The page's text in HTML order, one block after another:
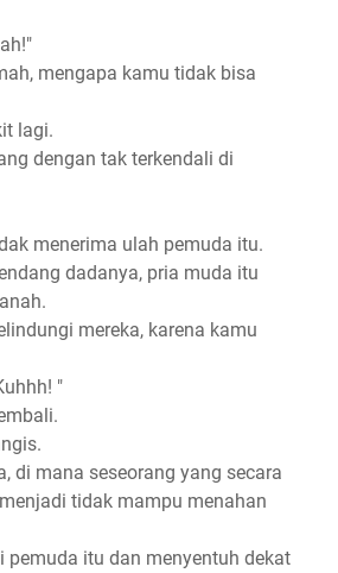
mengapa kamu tidak bisa
lagi.
dengan tak terkendali di
menerima ulah pemuda itu.
dadanya, pria muda itu
mereka, karena kamu
"
di mana seseorang yang secara
tidak mampu menahan
pemuda itu dan menyentuh dekat